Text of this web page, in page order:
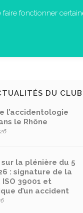
DU CLUB
l’accidentologie
le Rhône
la plénière du 5
: signature de la
39001 et
d’un accident
fonctionner